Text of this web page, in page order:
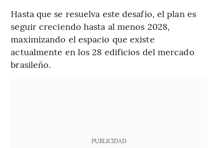
Hasta que se resuelva este desafío, el plan es
seguir creciendo hasta al menos 2028,
maximizando el espacio que existe
actualmente en los 28 edificios del mercado
brasileño.
PUBLICIDAD